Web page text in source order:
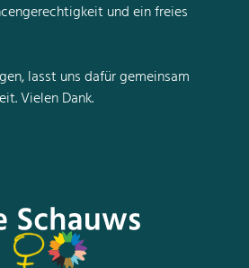
und ein freies
lasst uns dafür gemeinsam
Vielen Dank.